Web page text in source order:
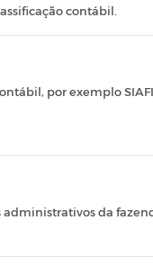
contábil.
por exemplo
administrativos da